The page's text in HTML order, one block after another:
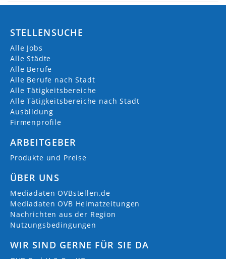
STELLENSUCHE
Alle Jobs
Alle Städte
Alle Berufe
Alle Berufe nach Stadt
Alle Tätigkeitsbereiche
Alle Tätigkeitsbereiche nach Stadt
Ausbildung
Firmenprofile
ARBEITGEBER
Produkte und Preise
ÜBER UNS
Mediadaten OVBstellen.de
Mediadaten OVB Heimatzeitungen
Nachrichten aus der Region
Nutzungsbedingungen
WIR SIND GERNE FÜR SIE DA